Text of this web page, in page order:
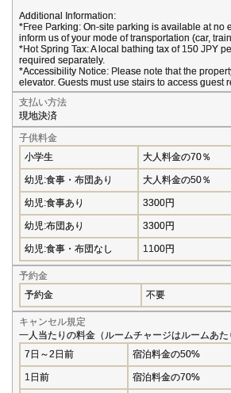
Additional Information:
*Free Parking: On-site parking is available at no
inform us of your mode of transportation (car,
*Hot Spring Tax: A local bathing tax of 150 JPY
required separately.
*Accessibility Notice: Please note that the
elevator. Guests must use stairs to access guest
支払い方法
現地決済
子供料金
小学生
大人料金の70％
幼児:食事・布団あり 大人料金の50％
幼児:食事あり 3300円
幼児:布団あり 3300円
幼児:食事・布団なし 1100円
予約金
予約金
不要
キャンセル規定
一人当たりの料金（ルームチャージはルームあた
7日～2日前
宿泊料金の50%
1日前 宿泊料金の70%